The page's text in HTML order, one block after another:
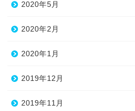
2020年5月
2020年2月
2020年1月
2019年12月
2019年11月